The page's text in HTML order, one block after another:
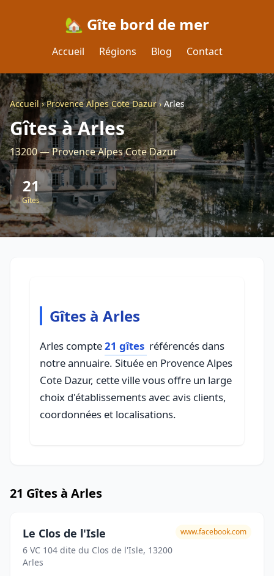
🏡 Gîte bord de mer
Accueil Régions Blog Contact
Accueil›Provence Alpes Cote Dazur›Arles
Gîtes à Arles
13200 — Provence Alpes Cote Dazur
21
Gîtes
Gîtes à Arles
Arles compte21 gîtes référencés dans
notre annuaire. Située en Provence Alpes
Cote Dazur, cette ville vous offre un large
choix d'établissements avec avis clients,
coordonnées et localisations.
21 Gîtes à Arles
Le Clos de l'Isle
6 VC 104 dite du Clos de l'Isle, 13200
Arles
www.facebook.com